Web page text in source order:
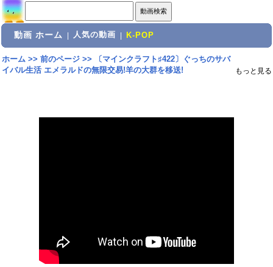
動画 ホーム 人気の動画 K-POP
ホーム>> 前のページ>>
〔マインクラフト♯422〕ぐっちのサバ
イバル生活 エメラルドの無限交易!羊の大群を移送!
もっと見る